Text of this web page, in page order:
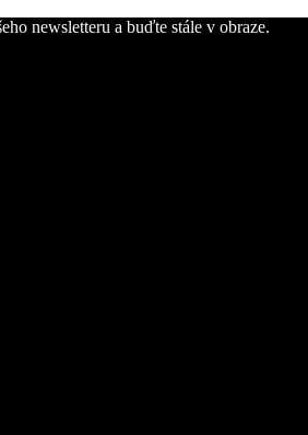
newsletteru a buďte stále v obraze.